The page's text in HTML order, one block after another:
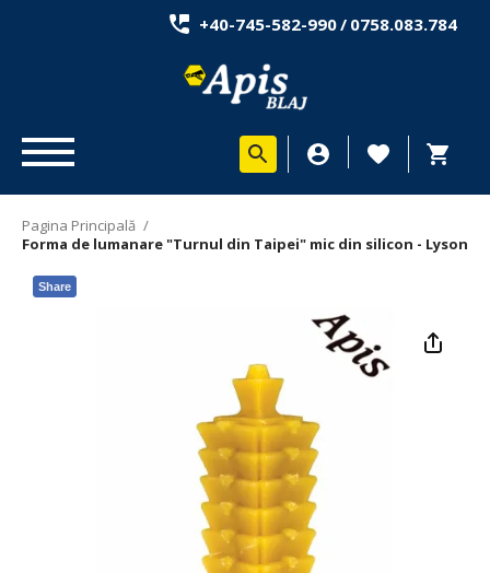
+40-745-582-990/ 0758.083.784
Pagina Principală /
Forma de lumanare "Turnul din Taipei" mic din silicon - Lyson
Share